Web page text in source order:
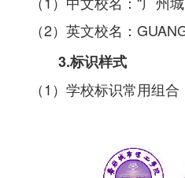
（2）英文校名：
3.标识样式
（1）学校标识常用组